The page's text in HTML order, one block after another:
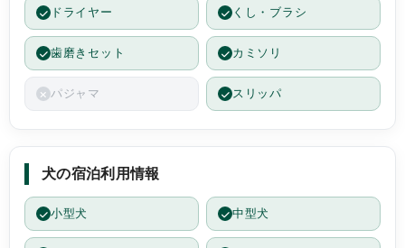
ドライヤー くし・ブラシ
歯磨きセット カミソリ
パジャマ スリッパ
犬の宿泊利用情報
小型犬 中型犬